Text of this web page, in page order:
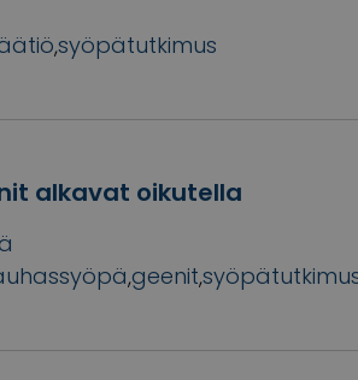
,syöpätutkimus
alkavat oikutella
,geenit,